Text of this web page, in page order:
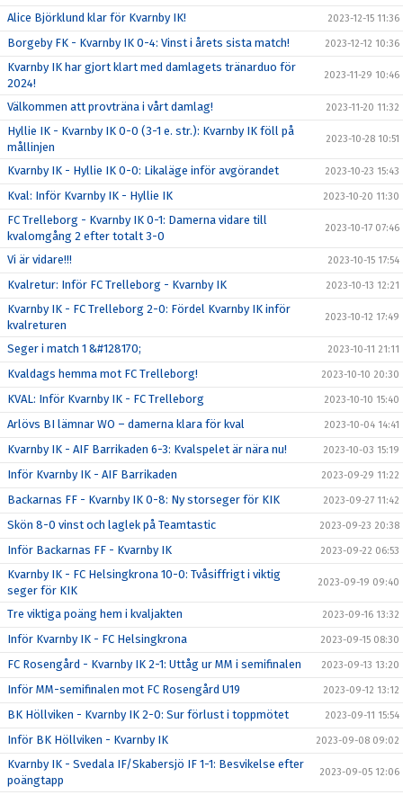
Alice Björklund klar för Kvarnby IK! 2023-12-15 11:36
Borgeby FK - Kvarnby IK 0-4: Vinst i årets sista match! 2023-12-12 10:36
Kvarnby IK har gjort klart med damlagets tränarduo för
2024!
2023-11-29 10:46
Välkommen att provträna i vårt damlag! 2023-11-20 11:32
Hyllie IK - Kvarnby IK 0-0 (3-1 e. str.): Kvarnby IK föll på
mållinjen
2023-10-28 10:51
Kvarnby IK - Hyllie IK 0-0: Likaläge inför avgörandet 2023-10-23 15:43
Kval: Inför Kvarnby IK - Hyllie IK 2023-10-20 11:30
FC Trelleborg - Kvarnby IK 0-1: Damerna vidare till
kvalomgång 2 efter totalt 3-0
2023-10-17 07:46
Vi är vidare!!! 2023-10-15 17:54
Kvalretur: Inför FC Trelleborg - Kvarnby IK 2023-10-13 12:21
Kvarnby IK - FC Trelleborg 2-0: Fördel Kvarnby IK inför
kvalreturen
2023-10-12 17:49
Seger i match 1 &#128170; 2023-10-11 21:11
Kvaldags hemma mot FC Trelleborg! 2023-10-10 20:30
KVAL: Inför Kvarnby IK - FC Trelleborg 2023-10-10 15:40
Arlövs BI lämnar WO – damerna klara för kval 2023-10-04 14:41
Kvarnby IK - AIF Barrikaden 6-3: Kvalspelet är nära nu! 2023-10-03 15:19
Inför Kvarnby IK - AIF Barrikaden 2023-09-29 11:22
Backarnas FF - Kvarnby IK 0-8: Ny storseger för KIK 2023-09-27 11:42
Skön 8-0 vinst och laglek på Teamtastic 2023-09-23 20:38
Inför Backarnas FF - Kvarnby IK 2023-09-22 06:53
Kvarnby IK - FC Helsingkrona 10-0: Tvåsiffrigt i viktig
seger för KIK
2023-09-19 09:40
Tre viktiga poäng hem i kvaljakten 2023-09-16 13:32
Inför Kvarnby IK - FC Helsingkrona 2023-09-15 08:30
FC Rosengård - Kvarnby IK 2-1: Uttåg ur MM i semifinalen 2023-09-13 13:20
Inför MM-semifinalen mot FC Rosengård U19 2023-09-12 13:12
BK Höllviken - Kvarnby IK 2-0: Sur förlust i toppmötet 2023-09-11 15:54
Inför BK Höllviken - Kvarnby IK 2023-09-08 09:02
Kvarnby IK - Svedala IF/Skabersjö IF 1-1: Besvikelse efter
poängtapp
2023-09-05 12:06